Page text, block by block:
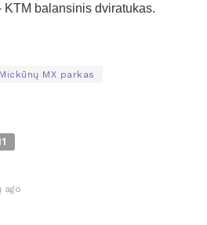
KTM balansinis dviratukas.
Mickūnų MX parkas
ago